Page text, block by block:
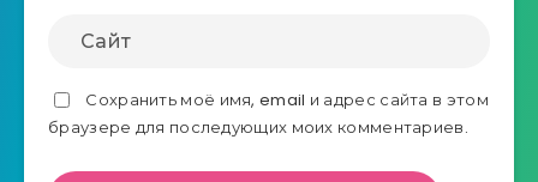
Сохранить моё имя, email и адрес сайта в этом
браузере для последующих моих комментариев.